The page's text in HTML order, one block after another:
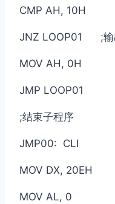
CMP AH, 10H
JNZ LOOP01 ;输
MOV AH, 0H
JMP LOOP01
;结束子程序
JMP00: CLI
MOV DX, 20EH
MOV AL, 0